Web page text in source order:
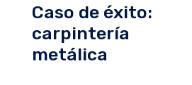
Caso de éxito:
carpintería
metálica